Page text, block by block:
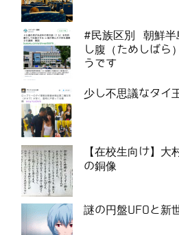
#民族区別 朝鮮半
し腹（ためしばら
うです
少し不思議なタイ
【在校生向け】大
の銅像
謎の円盤UFOと新